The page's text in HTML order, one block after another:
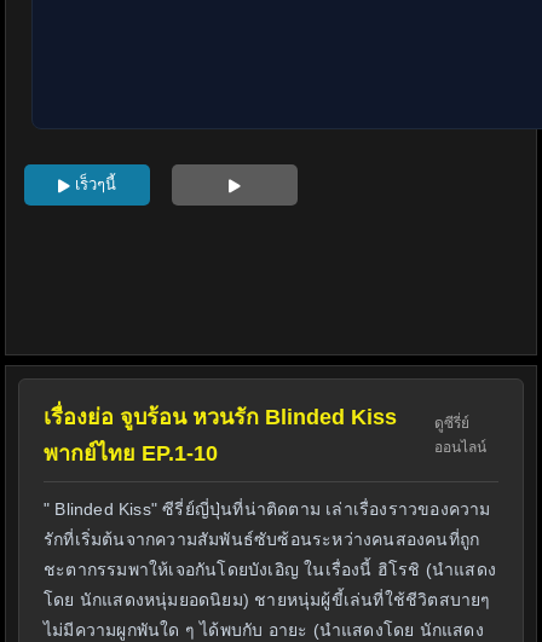
เร็วๆนี้
เรื่องย่อ จูบร้อน หวนรัก Blinded Kiss
พากย์ไทย EP.1-10
ดูซีรี่ย์
ออนไลน์
" Blinded Kiss" ซีรี่ย์ญี่ปุ่นที่น่าติดตาม เล่าเรื่องราวของความ
รักที่เริ่มต้นจากความสัมพันธ์ซับซ้อนระหว่างคนสองคนที่ถูก
ชะตากรรมพาให้เจอกันโดยบังเอิญ ในเรื่องนี้ ฮิโรชิ (นำแสดง
โดย นักแสดงหนุ่มยอดนิยม) ชายหนุ่มผู้ขี้เล่นที่ใช้ชีวิตสบายๆ
ไม่มีความผูกพันใด ๆ ได้พบกับ อายะ (นำแสดงโดย นักแสดง